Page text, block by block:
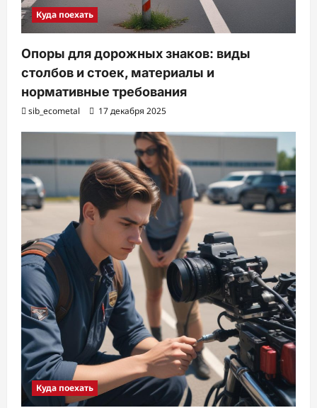
Куда поехать
Опоры для дорожных знаков: виды
столбов и стоек, материалы и
нормативные требования
sib_ecometal 17 декабря 2025
Куда поехать